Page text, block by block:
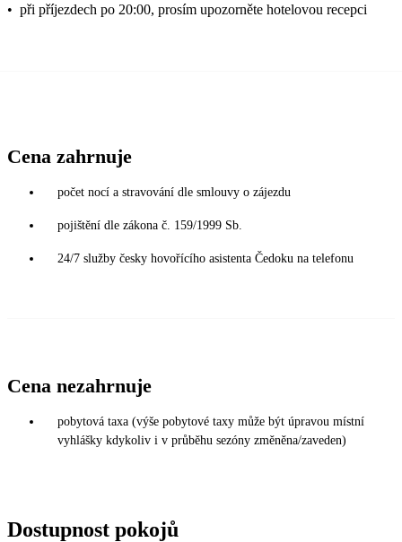
• při příjezdech po 20:00, prosím upozorněte hotelovou recepci
Cena zahrnuje
počet nocí a stravování dle smlouvy o zájezdu
pojištění dle zákona č. 159/1999 Sb.
24/7 služby česky hovořícího asistenta Čedoku na telefonu
Cena nezahrnuje
pobytová taxa (výše pobytové taxy může být úpravou místní
vyhlášky kdykoliv i v průběhu sezóny změněna/zaveden)
Dostupnost pokojů